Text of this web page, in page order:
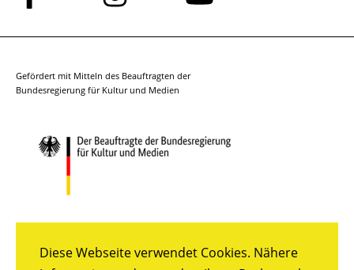
Diese Webseite verwendet Cookies. Nähere
uns
auf
uns
auf
auf
Gefördert mit Mitteln des Beauftragten der
Bundesregierung für Kultur und Medien